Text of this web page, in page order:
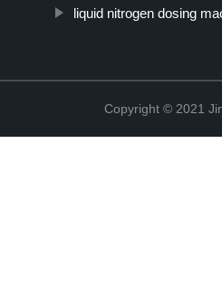
liquid nitrogen dosing
Copyright © 2021